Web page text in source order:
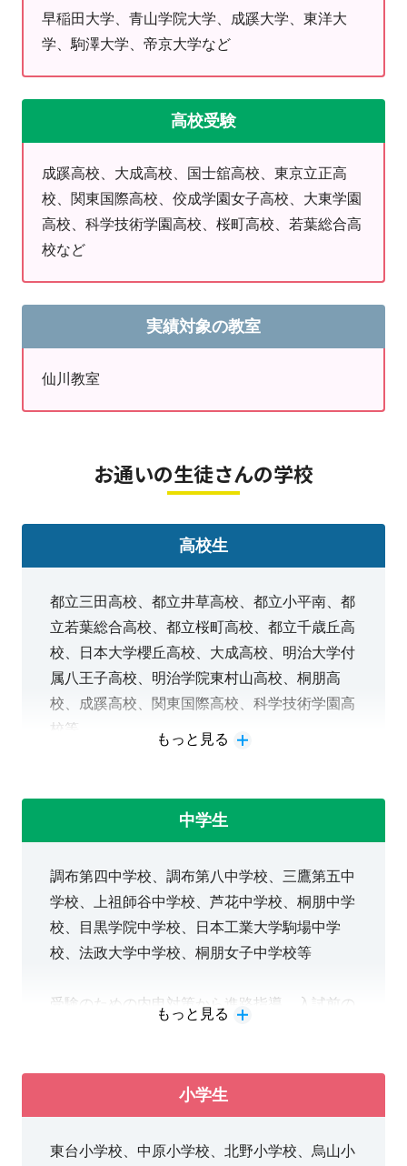
8月7日（金） 9:00～21:30
8月8日（土） 13:00～21:30
8月9日（日） 休塾日
8月10日（月） 9:00～21:30
※毎週日曜日は休塾日です。
【教室までの道順】
仙川駅より徒歩2分♪
京王線仙川駅の改札を出て、右に進みます。
最初の十字路を左へ入り、商店街を進みます。
十字路にお寿司屋さんがありますので、右に曲がります。
左側の建物の2階です！
早稲田大学、青山学院大学、成蹊大学、東洋大
学、駒澤大学、帝京大学など
高校受験
成蹊高校、大成高校、国士舘高校、東京立正高
校、関東国際高校、佼成学園女子高校、大東学園
高校、科学技術学園高校、桜町高校、若葉総合高
校など
実績対象の教室
仙川教室
お通いの生徒さんの学校
高校生
都立三田高校、都立井草高校、都立小平南、都
立若葉総合高校、都立桜町高校、都立千歳丘高
校、日本大学櫻丘高校、大成高校、明治大学付
属八王子高校、明治学院東村山高校、桐朋高
校、成蹊高校、関東国際高校、科学技術学園高
校等
もっと見る
中学生
調布第四中学校、調布第八中学校、三鷹第五中
学校、上祖師谷中学校、芦花中学校、桐朋中学
校、目黒学院中学校、日本工業大学駒場中学
校、法政大学中学校、桐朋女子中学校等
受験のための内申対策から進路指導、入試前の
もっと見る
小学生
東台小学校、中原小学校、北野小学校、烏山小